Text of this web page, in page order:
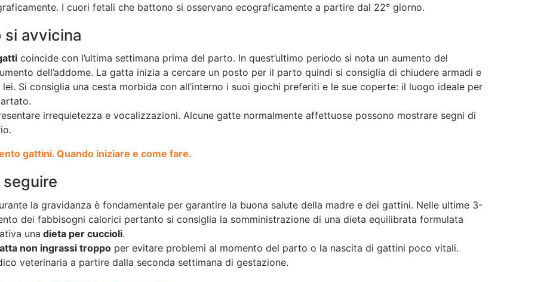
I cuori fetali che battono si osservano ecograficamente a partire dal 22° giorno.
avvicina
coincide con l’ultima settimana prima del parto. In quest’ultimo periodo si nota un aumento del
dell’addome. La gatta inizia a cercare un posto per il parto quindi si consiglia di chiudere armadi e
Si consiglia una cesta morbida con all’interno i suoi giochi preferiti e le sue coperte: il luogo ideale per
irrequietezza e vocalizzazioni. Alcune gatte normalmente affettuose possono mostrare segni di
gattini. Quando iniziare e come fare.
la gravidanza è fondamentale per garantire la buona salute della madre e dei gattini. Nelle ultime 3-
dei fabbisogni calorici pertanto si consiglia la somministrazione di una dieta equilibrata formulata
una dieta per cuccioli.
non ingrassi troppo per evitare problemi al momento del parto o la nascita di gattini poco vitali.
veterinaria a partire dalla seconda settimana di gestazione.